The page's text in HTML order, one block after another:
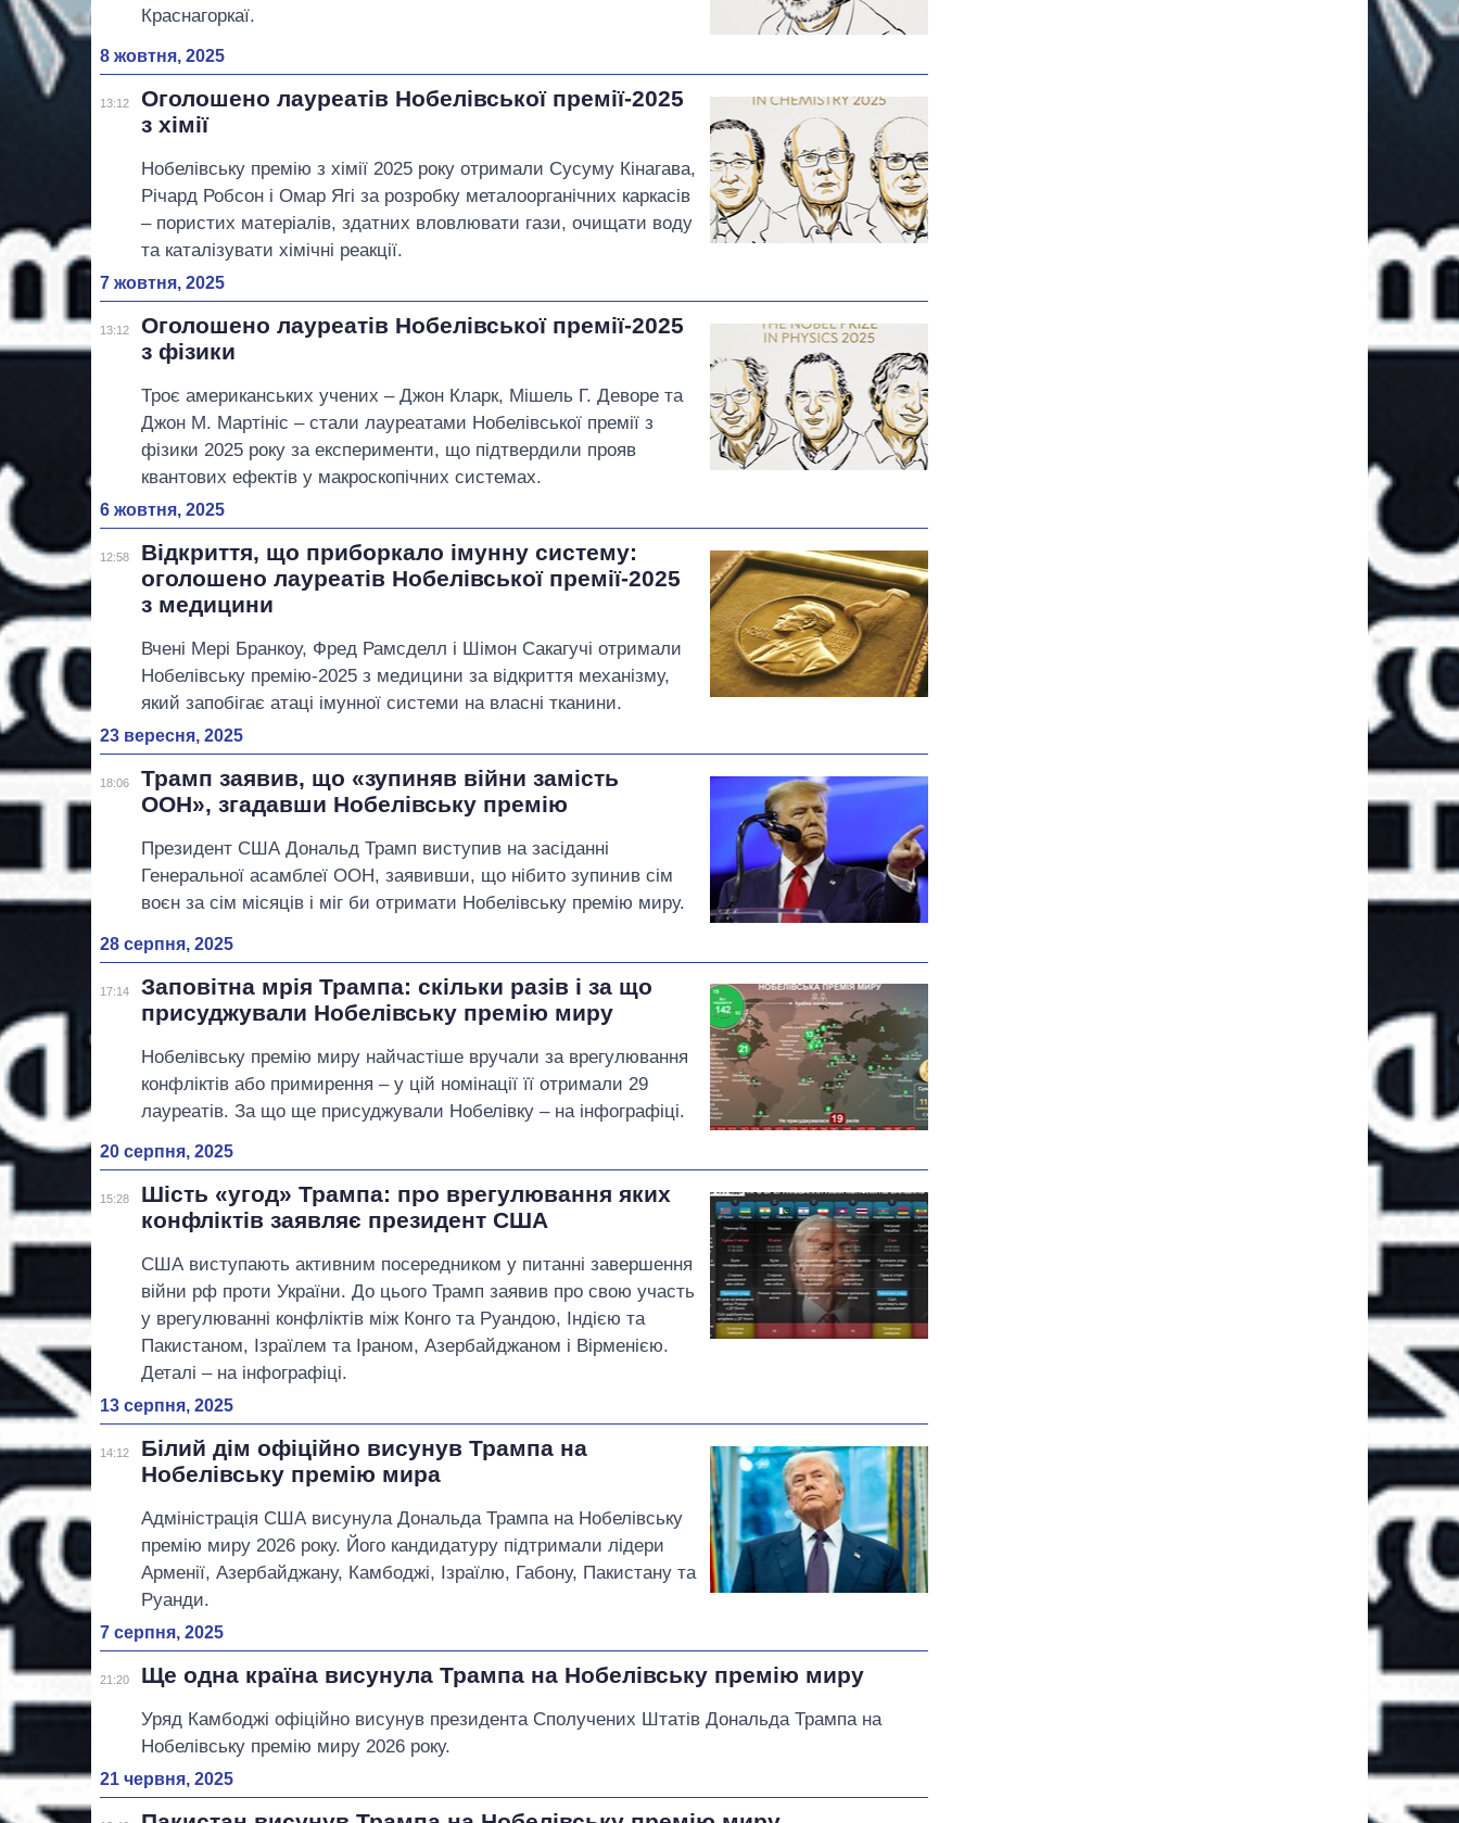
Краснагоркаї.
8 жовтня, 2025
13:12
Оголошено лауреатів Нобелівської премії-2025
з хімії
Нобелівську премію з хімії 2025 року отримали Сусуму Кінагава,
Річард Робсон і Омар Ягі за розробку металоорганічних каркасів
– пористих матеріалів, здатних вловлювати гази, очищати воду
та каталізувати хімічні реакції.
7 жовтня, 2025
13:12
Оголошено лауреатів Нобелівської премії-2025
з фізики
Троє американських учених – Джон Кларк, Мішель Г. Деворе та
Джон М. Мартініс – стали лауреатами Нобелівської премії з
фізики 2025 року за експерименти, що підтвердили прояв
квантових ефектів у макроскопічних системах.
6 жовтня, 2025
12:58
Відкриття, що приборкало імунну систему:
оголошено лауреатів Нобелівської премії-2025
з медицини
Вчені Мері Бранкоу, Фред Рамсделл і Шімон Сакагучі отримали
Нобелівську премію-2025 з медицини за відкриття механізму,
який запобігає атаці імунної системи на власні тканини.
23 вересня, 2025
18:06
Трамп заявив, що «зупиняв війни замість
ООН», згадавши Нобелівську премію
Президент США Дональд Трамп виступив на засіданні
Генеральної асамблеї ООН, заявивши, що нібито зупинив сім
воєн за сім місяців і міг би отримати Нобелівську премію миру.
28 серпня, 2025
17:14
Заповітна мрія Трампа: скільки разів і за що
присуджували Нобелівську премію миру
Нобелівську премію миру найчастіше вручали за врегулювання
конфліктів або примирення – у цій номінації її отримали 29
лауреатів. За що ще присуджували Нобелівку – на інфографіці.
20 серпня, 2025
15:28
Шість «угод» Трампа: про врегулювання яких
конфліктів заявляє президент США
США виступають активним посередником у питанні завершення
війни рф проти України. До цього Трамп заявив про свою участь
у врегулюванні конфліктів між Конго та Руандою, Індією та
Пакистаном, Ізраїлем та Іраном, Азербайджаном і Вірменією.
Деталі – на інфографіці.
13 серпня, 2025
14:12
Білий дім офіційно висунув Трампа на
Нобелівську премію мира
Адміністрація США висунула Дональда Трампа на Нобелівську
премію миру 2026 року. Його кандидатуру підтримали лідери
Арменії, Азербайджану, Камбоджі, Ізраїлю, Габону, Пакистану та
Руанди.
7 серпня, 2025
21:20 Ще одна країна висунула Трампа на Нобелівську премію миру
Уряд Камбоджі офіційно висунув президента Сполучених Штатів Дональда Трампа на
Нобелівську премію миру 2026 року.
21 червня, 2025